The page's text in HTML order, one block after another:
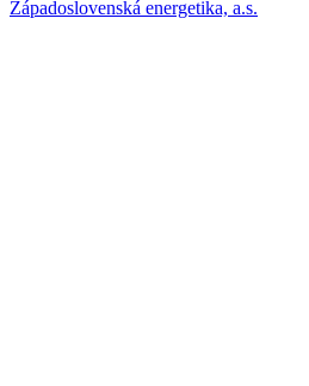
Západoslovenská energetika, a.s.